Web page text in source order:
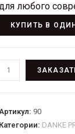
любого
КУПИТЬ В
90
Категории: DANKE